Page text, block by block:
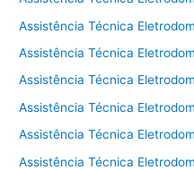
Assistência Técnica
Assistência Técnica
Assistência Técnica
Assistência Técnica
Assistência Técnica
Assistência Técnica